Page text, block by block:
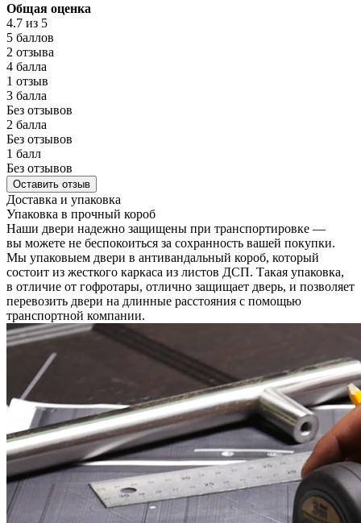
Общая оценка
4.7 из 5
5 баллов
2 отзыва
4 балла
1 отзыв
3 балла
Без отзывов
2 балла
Без отзывов
1 балл
Без отзывов
Оставить отзыв
Доставка и упаковка
Упаковка в прочный короб
Наши двери надежно защищены при транспортировке —
вы можете не беспокоиться за сохранность вашей покупки.
Мы упаковыем двери в антивандальный короб, который
состоит из жесткого каркаса из листов ДСП. Такая упаковка,
в отличие от гофротары, отлично защищает дверь, и позволяет
перевозить двери на длинные расстояния с помощью
транспортной компании.